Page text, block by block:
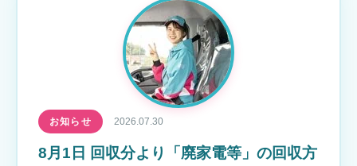
お知らせ 2026.07.30
8月1日 回収分より「廃家電等」の回収方